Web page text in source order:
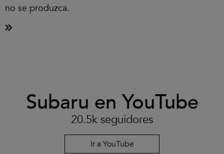
no se produzca.
Subaru en YouTube
20.5k seguidores
Ir a YouTube
aceptar